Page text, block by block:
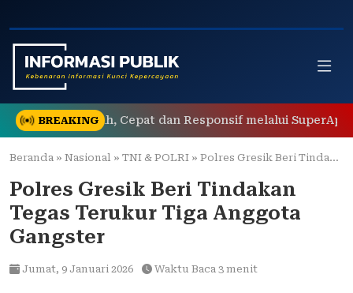
to
content
BREAKING
Mudah, Cepat dan Responsif melalui SuperApp Polri
Beranda » Nasional » TNI & POLRI » Polres Gresik Beri Tindakan Tegas Terukur Tiga Anggota Gangster
Polres Gresik Beri Tindakan
Tegas Terukur Tiga Anggota
Gangster
Jumat, 9 Januari 2026 Waktu Baca 3 menit